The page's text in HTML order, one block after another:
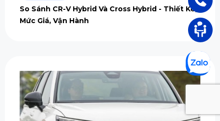
So Sánh CR-V Hybrid Và Cross Hybrid - Thiết Kế,
Mức Giá, Vận Hành